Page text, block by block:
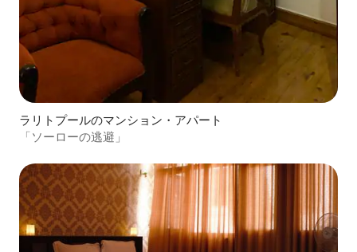
ラリトプールのマンション・アパート
「ソーローの逃避」